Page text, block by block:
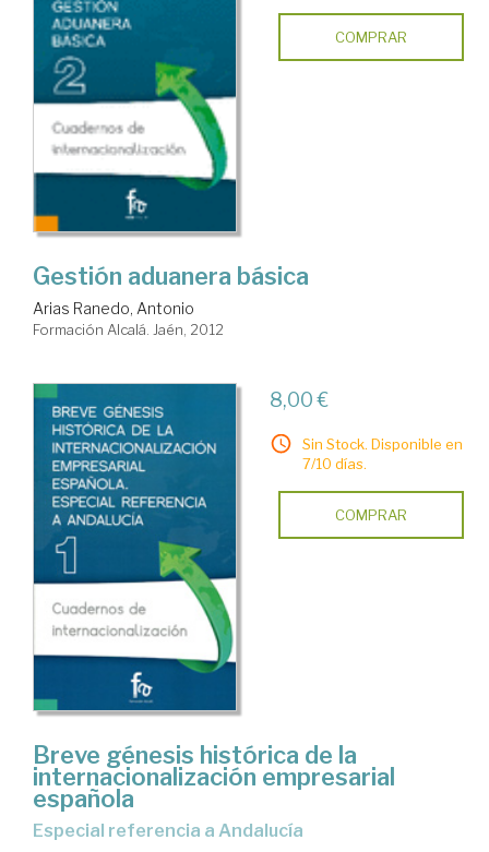
COMPRAR
Gestión aduanera básica
Arias Ranedo, Antonio
Formación Alcalá. Jaén, 2012
8,00 €
Sin Stock. Disponible en
7/10 días.
COMPRAR
Breve génesis histórica de la
internacionalización empresarial
española
especial referencia a Andalucía